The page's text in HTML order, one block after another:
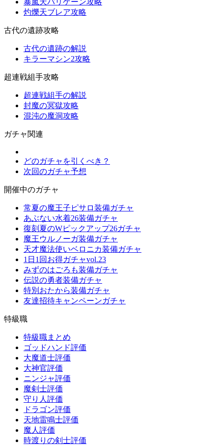
暴嵐天バリゲーン攻略
灼爍天ブレア攻略
古代の遺跡攻略
古代の遺跡の解説
キラーマシン2攻略
超連戦組手攻略
超連戦組手の解説
封魔の冥獄攻略
混沌の魔洞攻略
ガチャ関連
どのガチャを引くべき？
次回のガチャ予想
開催中のガチャ
常夏の魔王子ピサロ装備ガチャ
あぶない水着26装備ガチャ
復刻夏のWピックアップ26ガチャ
魔王ウルノーガ装備ガチャ
天才魔法使いベロニカ装備ガチャ
1日1回お得ガチャvol.23
みずのはごろも装備ガチャ
伝説の勇者装備ガチャ
特別おたから装備ガチャ
友達招待キャンペーンガチャ
特級職
特級職まとめ
ゴッドハンド評価
大魔道士評価
大神官評価
ニンジャ評価
魔剣士評価
守り人評価
ドラゴン評価
天地雷鳴士評価
魔人評価
時渡りの剣士評価